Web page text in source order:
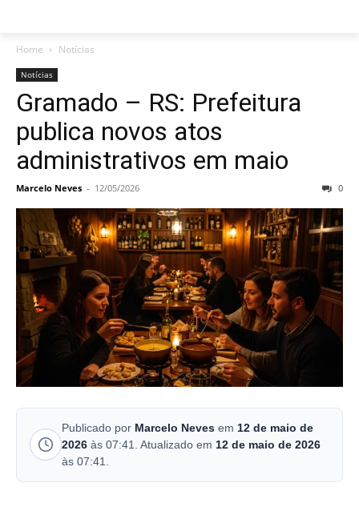
Home Notícias
Notícias
Gramado – RS: Prefeitura
publica novos atos
administrativos em maio
Marcelo Neves - 12/05/2026 0
Publicado por Marcelo Neves em 12 de maio de
2026 às 07:41. Atualizado em 12 de maio de 2026
às 07:41.